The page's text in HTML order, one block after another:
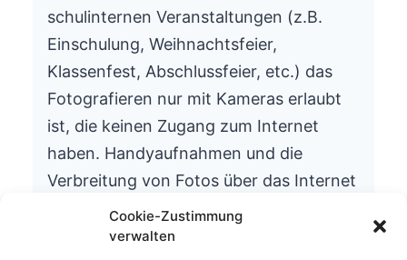
Cookie-Zustimmung
verwalten
schulinternen Veranstaltungen (z.B.
Einschulung, Weihnachtsfeier,
Klassenfest, Abschlussfeier, etc.) das
Fotografieren nur mit Kameras erlaubt
ist, die keinen Zugang zum Internet
haben. Handyaufnahmen und die
Verbreitung von Fotos über das Internet
ist aus datenschutzrechtlichen Gründen
nicht gestattet.